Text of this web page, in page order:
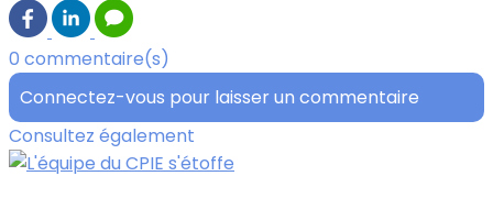
0 commentaire(s)
Connectez-vous pour laisser un commentaire
Consultez également